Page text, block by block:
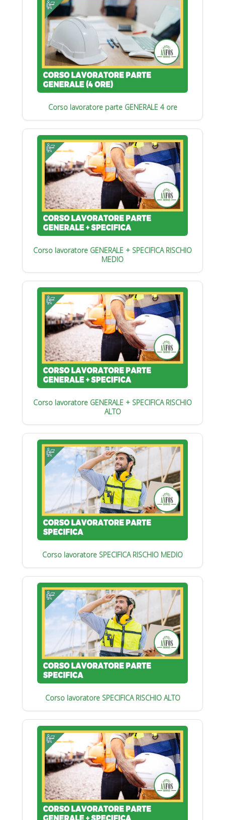
Corso lavoratore parte GENERALE 4 ore
Corso lavoratore GENERALE + SPECIFICA RISCHIO
MEDIO
Corso lavoratore GENERALE + SPECIFICA RISCHIO
ALTO
Corso lavoratore SPECIFICA RISCHIO MEDIO
Corso lavoratore SPECIFICA RISCHIO ALTO